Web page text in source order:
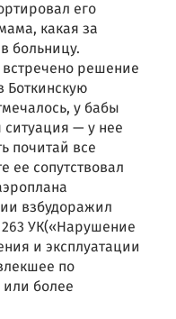
его
какая за
больницу.
решение
Боткинскую
у бабы
— у нее
почитай все
ее сопутствовал
взбудоражил
263 УК(«Нарушение
и эксплуатации
по
более